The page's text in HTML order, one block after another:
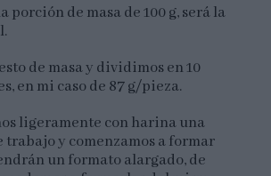
porción de masa de 100 g, será la
de masa y dividimos en 10
en mi caso de 87 g/pieza.
ligeramente con harina una
trabajo y comenzamos a formar
un formato alargado, de